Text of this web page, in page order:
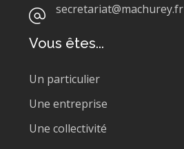
secretariat@machurey.fr
Vous êtes...
Un particulier
Une entreprise
Une collectivité